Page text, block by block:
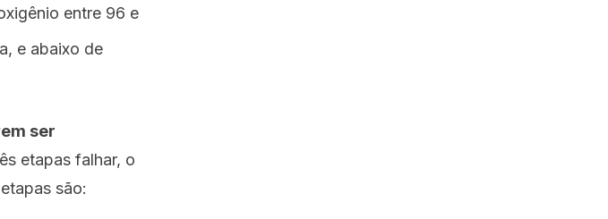
entre 96 e
e abaixo de
ser
etapas falhar, o
são: